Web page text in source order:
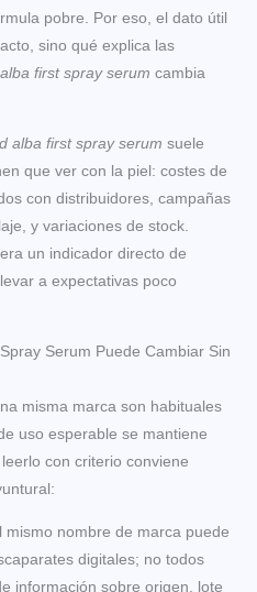
pobre. Por eso, el dato útil
sino qué explica las
first spray serum cambia
alba first spray serum suele
que ver con la piel: costes de
con distribuidores, campañas
y variaciones de stock.
un indicador directo de
a expectativas poco
Serum Puede Cambiar Sin
misma marca son habituales
uso esperable se mantiene
con criterio conviene
mismo nombre de marca puede
digitales; no todos
información sobre origen, lote